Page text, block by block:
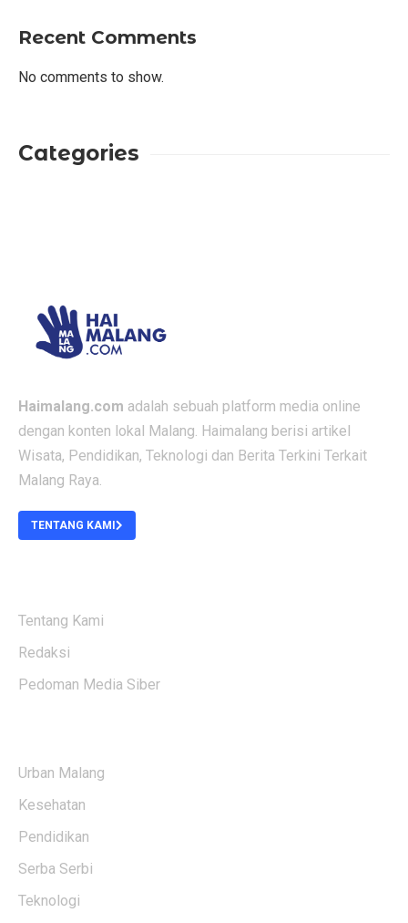
Recent Comments
No comments to show.
Categories
Haimalang.com adalah sebuah platform media online
dengan konten lokal Malang. Haimalang berisi artikel
Wisata, Pendidikan, Teknologi dan Berita Terkini Terkait
Malang Raya.
TENTANG KAMI
Tentang Kami
Redaksi
Pedoman Media Siber
Urban Malang
Kesehatan
Pendidikan
Serba Serbi
Teknologi